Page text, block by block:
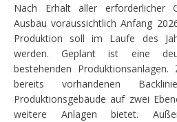
Nach Erhalt aller erforderlicher
Ausbau voraussichtlich Anfang
Produktion soll im Laufe des
werden. Geplant ist eine
bestehenden
bereits vorhandenen
Produktionsgebäude auf zwei
weitere Anlagen bietet.